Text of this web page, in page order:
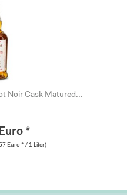
Noir Cask Matured...
*
Euro * / 1 Liter)